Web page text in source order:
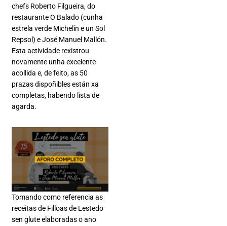
chefs Roberto Filgueira, do
restaurante O Balado (cunha
estrela verde Michelín e un Sol
Repsol) e José Manuel Mallón.
Esta actividade rexistrou
novamente unha excelente
acollida e, de feito, as 50
prazas dispoñibles están xa
completas, habendo lista de
agarda.
Tomando como referencia as
receitas de Filloas de Lestedo
sen glute elaboradas o ano